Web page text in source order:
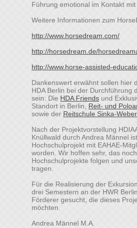
Führung emotional im Kontakt
Weitere Informationen zum
http://www.horsedream.com/
http://horsedream.de/
http://www.horse-assisted-
Dankenswert erwähnt sollen hier
HDA Berlin bei der Durchführung
sein: Die HDA Friends und
Standort in Berlin, Reit- und
sowie der Reitschule Sinka-Weber.
Nach der Projektvorstellung
Knüllwald durch Andrea Männel
Hochschulprojekt mit EAHAE-
worden. Wir hoffen sehr, das
Hochschulprojekte folgen und
tragen.
Für die Realisierung der
drei Semestern an der HWR
Förderer gesucht, die dieses
möchten.
Andrea Männel M.A.